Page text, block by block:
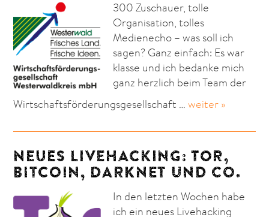
300 Zuschauer, tolle
Organisation, tolles
Medienecho – was soll ich
sagen? Ganz einfach: Es war
klasse und ich bedanke mich
ganz herzlich beim Team der
Wirtschaftsförderungsgesellschaft …weiter »
NEUES LIVEHACKING: TOR,
BITCOIN, DARKNET UND CO.
In den letzten Wochen habe
ich ein neues Livehacking